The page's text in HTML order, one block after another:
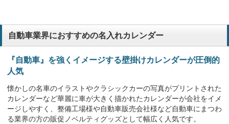
自動車業界におすすめの名入れカレンダー
『自動車』を強くイメージする壁掛けカレンダーが圧倒的
人気
懐かしの名車のイラストやクラシックカーの写真がプリントされた
カレンダーなど華麗に車が大きく描かれたカレンダーが会社をイメ
ージしやすく、整備工場様や自動車販売会社様など自動車にまつわ
る業界の方の販促ノベルティグッズとして幅広く人気です。